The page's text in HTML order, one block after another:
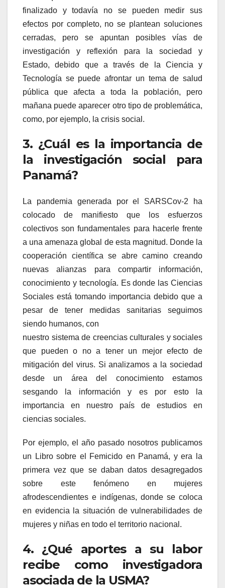
finalizado y todavía no se pueden medir sus
efectos por completo, no se plantean soluciones
cerradas, pero se apuntan posibles vías de
investigación y reflexión para la sociedad y
Estado, debido que a través de la Ciencia y
Tecnología se puede afrontar un tema de salud
pública que afecta a toda la población, pero
mañana puede aparecer otro tipo de problemática,
como, por ejemplo, la crisis social.
3. ¿Cuál es la importancia de
la investigación social para
Panamá?
La pandemia generada por el SARSCov-2 ha
colocado de manifiesto que los esfuerzos
colectivos son fundamentales para hacerle frente
a una amenaza global de esta magnitud. Donde la
cooperación científica se abre camino creando
nuevas alianzas para compartir información,
conocimiento y tecnología. Es donde las Ciencias
Sociales está tomando importancia debido que a
pesar de tener medidas sanitarias seguimos
siendo humanos, con
nuestro sistema de creencias culturales y sociales
que pueden o no a tener un mejor efecto de
mitigación del virus. Si analizamos a la sociedad
desde un área del conocimiento estamos
sesgando la información y es por esto la
importancia en nuestro país de estudios en
ciencias sociales.
Por ejemplo, el año pasado nosotros publicamos
un Libro sobre el Femicido en Panamá, y era la
primera vez que se daban datos desagregados
sobre este fenómeno en mujeres
afrodescendientes e indígenas, donde se coloca
en evidencia la situación de vulnerabilidades de
mujeres y niñas en todo el territorio nacional.
4. ¿Qué aportes a su labor
recibe como investigadora
asociada de la USMA?